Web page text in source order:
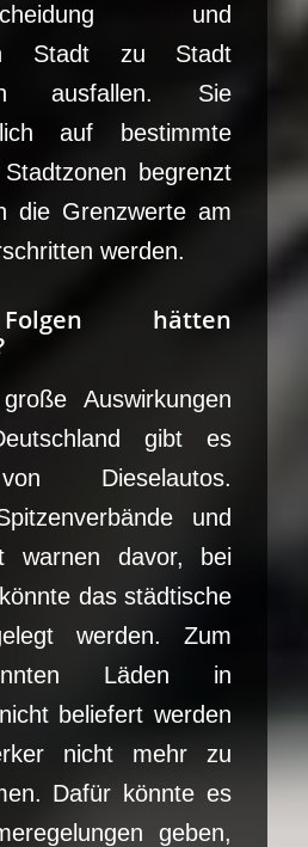
und
Stadt zu Stadt
ausfallen. Sie
auf bestimmte
begrenzt
die Grenzwerte am
werden.
hätten
Auswirkungen
gibt es
Dieselautos.
und
warnen davor, bei
das städtische
werden. Zum
Läden in
beliefert werden
nicht mehr zu
Dafür könnte es
geben,